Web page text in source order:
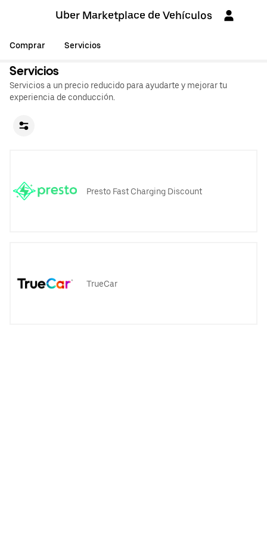
Uber Marketplace de Vehículos
Comprar Servicios
Servicios
Servicios a un precio reducido para ayudarte y mejorar tu
experiencia de conducción.
Presto Fast Charging Discount
TrueCar